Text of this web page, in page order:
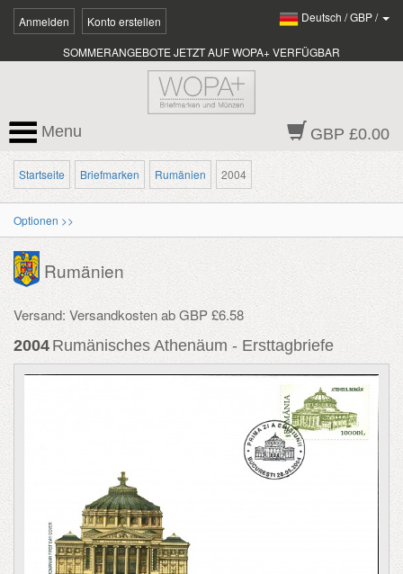
Anmelden Konto erstellen Deutsch /GBP/
SOMMERANGEBOTE JETZT AUF WOPA+ VERFÜGBAR
GBP £0.00
Menu
Startseite Briefmarken Rumänien 2004
Optionen >>
Rumänien
Versand: Versandkosten ab GBP £6.58
2004 Rumänisches Athenäum - Ersttagbriefe